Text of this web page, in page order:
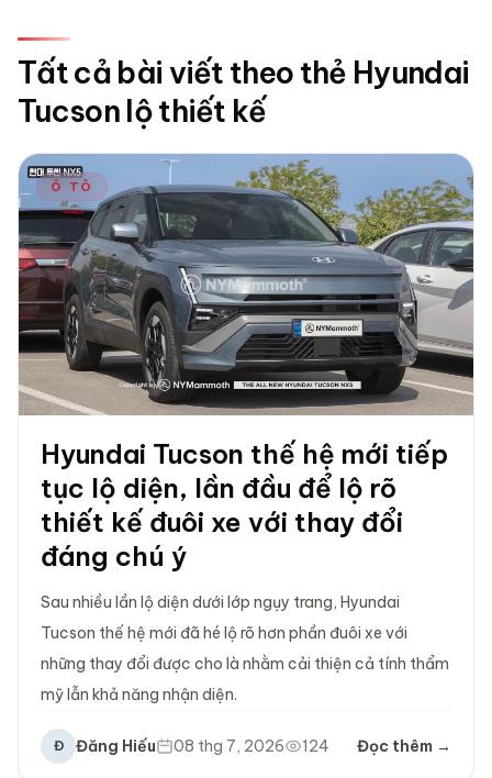
Tất cả bài viết theo thẻ Hyundai
Tucson lộ thiết kế
Ô TÔ
Hyundai Tucson thế hệ mới tiếp
tục lộ diện, lần đầu để lộ rõ
thiết kế đuôi xe với thay đổi
đáng chú ý
Sau nhiều lần lộ diện dưới lớp ngụy trang, Hyundai
Tucson thế hệ mới đã hé lộ rõ hơn phần đuôi xe với
những thay đổi được cho là nhằm cải thiện cả tính thẩm
mỹ lẫn khả năng nhận diện.
Đ Đăng Hiếu 08 thg 7, 2026 124 Đọc thêm →